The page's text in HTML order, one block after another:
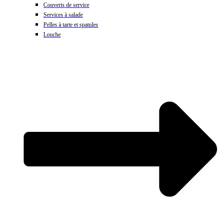
Couverts de service
Services à salade
Pelles à tarte et spatules
Louche